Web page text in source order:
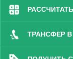
ТРАНСФЕР